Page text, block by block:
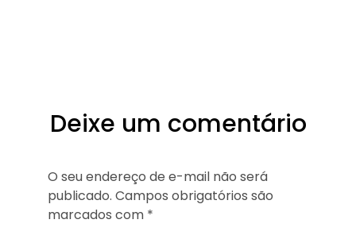
Deixe um comentário
O seu endereço de e-mail não será
publicado. Campos obrigatórios são
marcados com *